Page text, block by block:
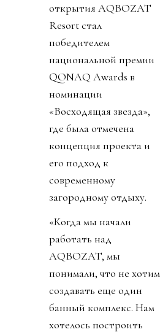
открытия AQBOZAT
Resort стал
победителем
национальной премии
QONAQ Awards в
номинации
«Восходящая звезда»,
где была отмечена
концепция проекта и
его подход к
современному
загородному отдыху.
«Когда мы начали
работать над
AQBOZAT, мы
понимали, что не хотим
создавать еще один
банный комплекс. Нам
хотелось построить